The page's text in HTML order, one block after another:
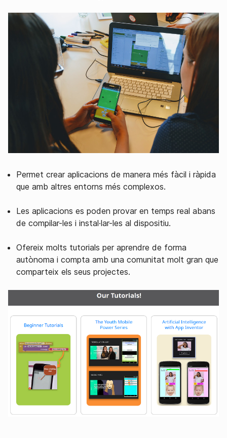
Permet crear aplicacions de manera més fàcil i ràpida
que amb altres entorns més complexos.
Les aplicacions es poden provar en temps real abans
de compilar-les i instal·lar-les al dispositiu.
Ofereix molts tutorials per aprendre de forma
autònoma i compta amb una comunitat molt gran que
comparteix els seus projectes.